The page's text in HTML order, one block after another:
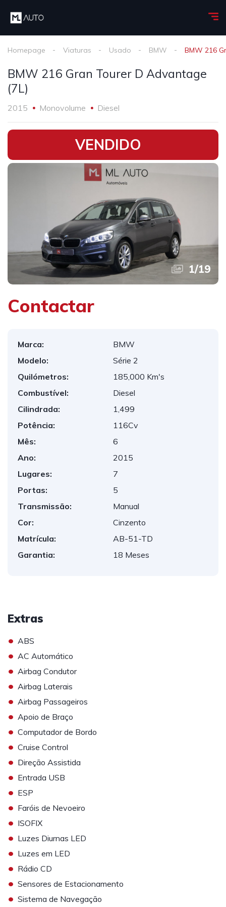
Homepage Viaturas Usado BMW BMW 216
BMW 216 Gran Tourer D Advantage
(7L)
2015 Monovolume Diesel
•
VENDIDO
1/19
Contactar
Marca:
BMW
Modelo:
Série 2
Quilómetros:
185,000 Km's
Combustível:
Diesel
Cilindrada:
1,499
Potência:
116Cv
Mês:
6
Ano:
2015
Lugares:
7
Portas:
5
Transmissão:
Manual
Cor:
Cinzento
Matrícula:
AB-51-TD
Garantia:
18 Meses
Extras
• ABS
• AC Automático
• Airbag Condutor
• Airbag Laterais
• Airbag Passageiros
• Apoio de Braço
• Computador de Bordo
• Cruise Control
• Direção Assistida
• Entrada USB
• ESP
• Faróis de Nevoeiro
• ISOFIX
• Luzes Diurnas LED
• Luzes em LED
• Rádio CD
• Sensores de Estacionamento
• Sistema de Navegação